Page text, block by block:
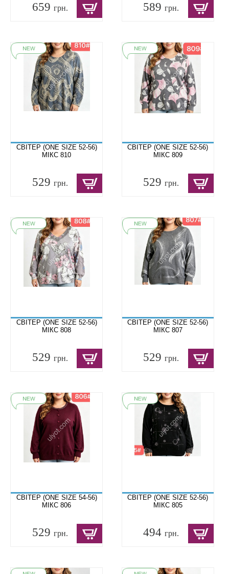
659 грн. 589грн.
СВІТЕР (ONE SIZE 52-56)
МІКС 810
529 грн.
СВІТЕР (ONE SIZE 52-56)
МІКС 809
529грн.
СВІТЕР (ONE SIZE 52-56)
МІКС 808
529 грн.
СВІТЕР (ONE SIZE 52-56)
МІКС 807
529грн.
СВІТЕР (ONE SIZE 54-56)
МІКС 806
529 грн.
СВІТЕР (ONE SIZE 52-56)
МІКС 805
494грн.